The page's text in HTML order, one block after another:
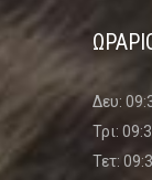
Δευ:
Τρι:
Τετ: